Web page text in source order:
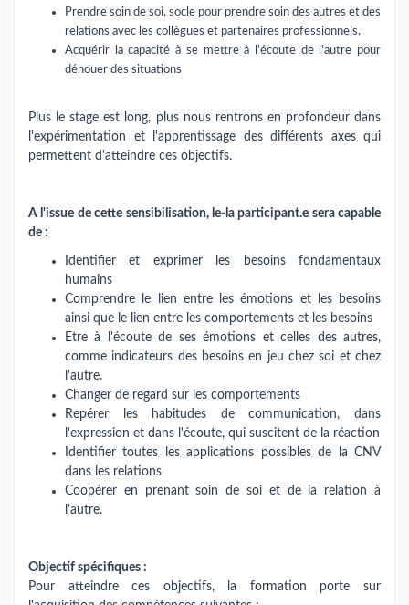
Prendre soin de soi, socle pour prendre soin des autres et des
relations avec les collègues et partenaires professionnels.
Acquérir la capacité à se mettre à l'écoute de l'autre pour
dénouer des situations
Plus le stage est long, plus nous rentrons en profondeur dans
l'expérimentation et l'apprentissage des différents axes qui
permettent d'atteindre ces objectifs.
A l'issue de cette sensibilisation, le-la participant.e sera capable
de :
Identifier et exprimer les besoins fondamentaux
humains
Comprendre le lien entre les émotions et les besoins
ainsi que le lien entre les comportements et les besoins
Etre à l'écoute de ses émotions et celles des autres,
comme indicateurs des besoins en jeu chez soi et chez
l'autre.
Changer de regard sur les comportements
Repérer les habitudes de communication, dans
l'expression et dans l'écoute, qui suscitent de la réaction
Identifier toutes les applications possibles de la CNV
dans les relations
Coopérer en prenant soin de soi et de la relation à
l'autre.
Objectif spécifiques :
Pour atteindre ces objectifs, la formation porte sur